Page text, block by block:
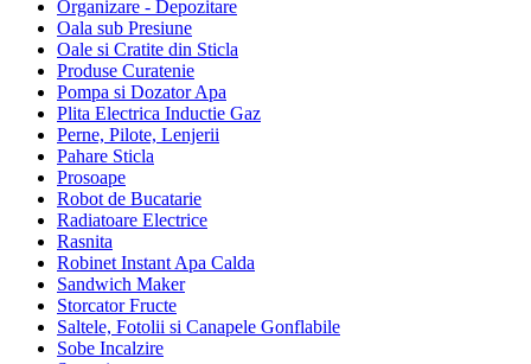
Organizare - Depozitare
Oala sub Presiune
Oale si Cratite din Sticla
Produse Curatenie
Pompa si Dozator Apa
Plita Electrica Inductie Gaz
Perne, Pilote, Lenjerii
Pahare Sticla
Prosoape
Robot de Bucatarie
Radiatoare Electrice
Rasnita
Robinet Instant Apa Calda
Sandwich Maker
Storcator Fructe
Saltele, Fotolii si Canapele Gonflabile
Sobe Incalzire